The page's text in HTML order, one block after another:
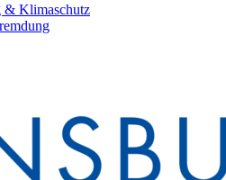
& Klimaschutz